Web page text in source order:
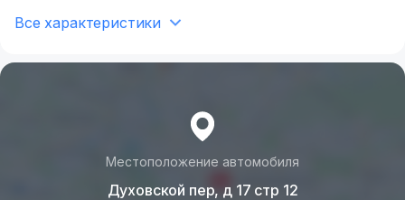
Все характеристики
Местоположение автомобиля
Духовской пер, д 17 стр 12